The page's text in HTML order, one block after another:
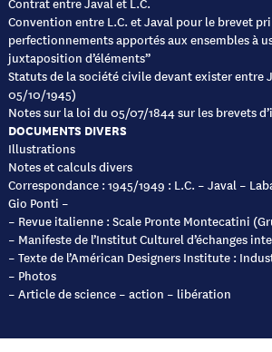
Convention entre L.C. et Javal pour le brevet
perfectionnements apportés aux ensembles à
juxtaposition d’éléments”
Statuts de la société civile devant exister entre
05/10/1945)
Notes sur la loi du 05/07/1844 sur les brevets
DOCUMENTS DIVERS
Illustrations
Notes et calculs divers
Correspondance : 1945/1949 : L.C. – Javal –
Gio Ponti –
– Revue italienne : Scale Pronte Montecatini
– Manifeste de l’Institut Culturel d’échanges
– Texte de l’Américan Designers Institute :
– Photos
– Article de science – action – libération